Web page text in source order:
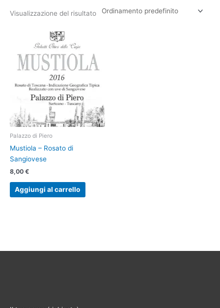
Visualizzazione del risultato
Palazzo di Piero
Mustiola – Rosato di
Sangiovese
8,00 €
Aggiungi al carrello